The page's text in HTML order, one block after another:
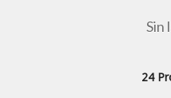
Sin
24